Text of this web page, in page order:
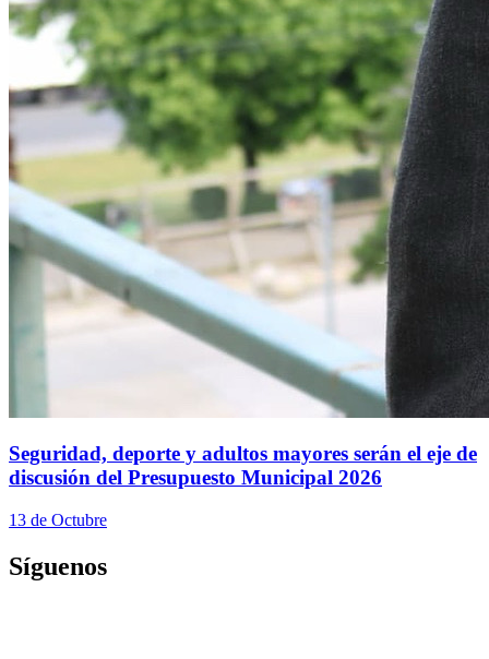
Seguridad, deporte y adultos mayores serán el eje de
discusión del Presupuesto Municipal 2026
13 de Octubre
Síguenos